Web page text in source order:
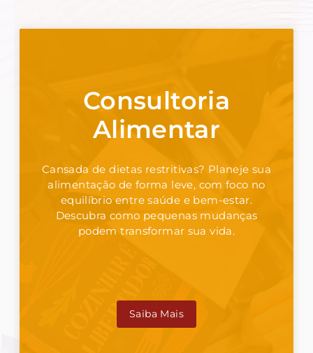
Consultoria
Alimentar
Cansada de dietas restritivas? Planeje sua
alimentação de forma leve, com foco no
equilíbrio entre saúde e bem-estar.
Descubra como pequenas mudanças
podem transformar sua vida.
Saiba Mais